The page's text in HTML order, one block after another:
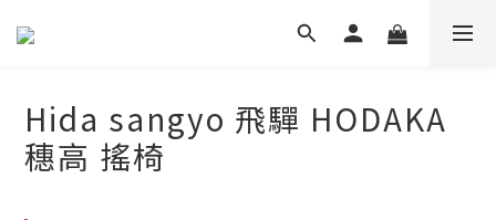
Hida sangyo 飛驒 HODAKA
穗高 搖椅